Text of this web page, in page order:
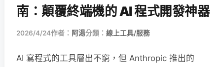
南：顛覆終端機的 AI 程式開發神器
2026/4/24作者： 阿湯分類： 線上工具/服務
AI 寫程式的工具層出不窮，但 Anthropic 推出的